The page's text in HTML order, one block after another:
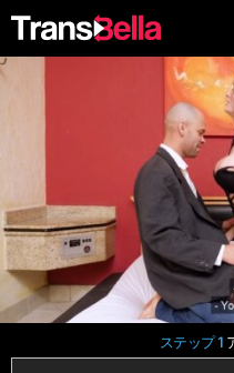
ステップ 1